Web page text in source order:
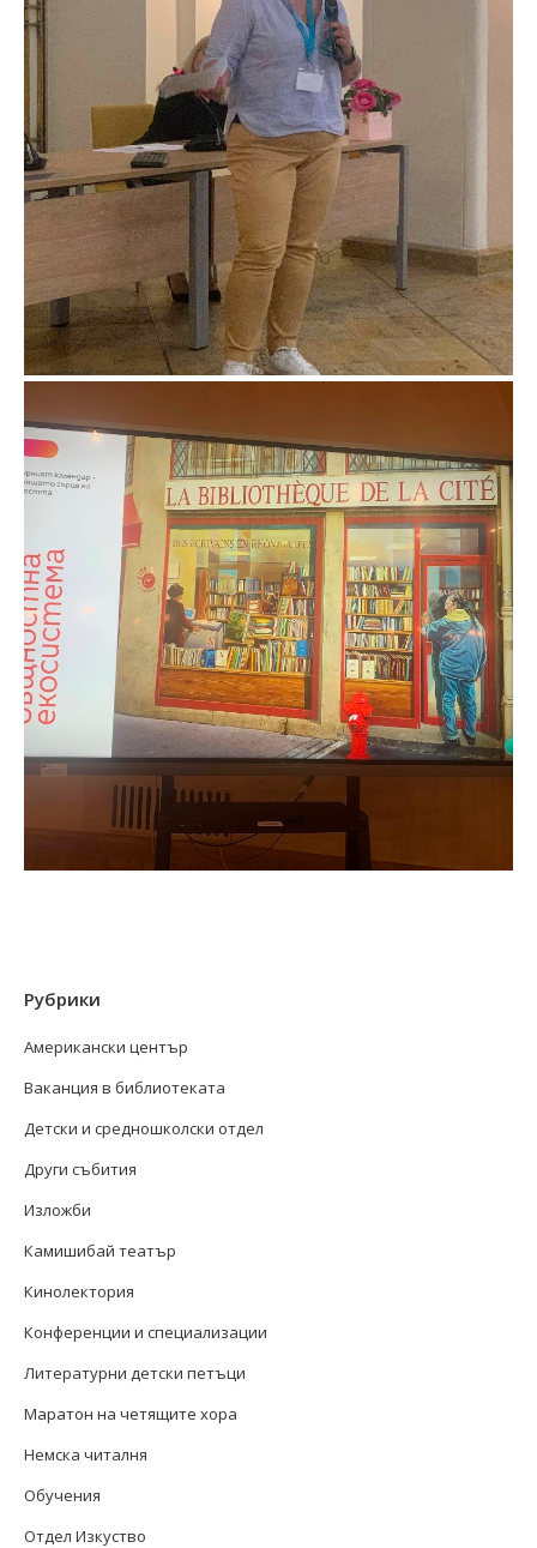
Рубрики
Американски център
Ваканция в библиотеката
Детски и средношколски отдел
Други събития
Изложби
Камишибай театър
Кинолектория
Конференции и специализации
Литературни детски петъци
Маратон на четящите хора
Немска читалня
Обучения
Отдел Изкуство